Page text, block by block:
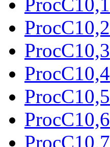
ProcC10,2
ProcC10,3
ProcC10,4
ProcC10,5
ProcC10,6
ProcC10,7